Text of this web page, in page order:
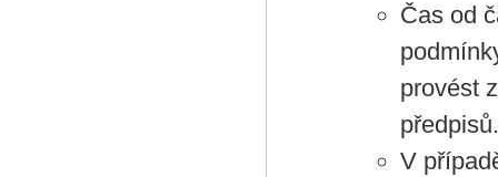
Čas od
provést
předpisů.
V